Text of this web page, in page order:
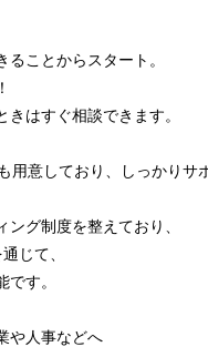
ことからスタート。
はすぐ相談できます。
用意しており、しっかりサ
グ制度を整えており、
じて、
す。
や人事などへ